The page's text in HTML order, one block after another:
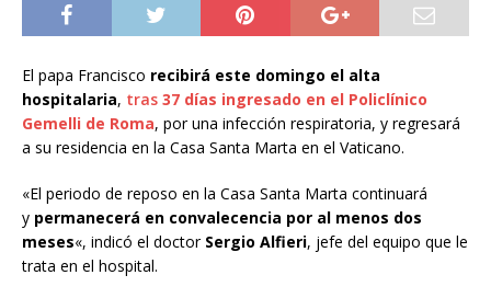
El papa Francisco recibirá este domingo el alta
hospitalaria, tras 37 días ingresado en el Policlínico
Gemelli de Roma, por una infección respiratoria, y regresará
a su residencia en la Casa Santa Marta en el Vaticano.
«El periodo de reposo en la Casa Santa Marta continuará
y permanecerá en convalecencia por al menos dos
meses«, indicó el doctorSergio Alfieri, jefe del equipo que le
trata en el hospital.